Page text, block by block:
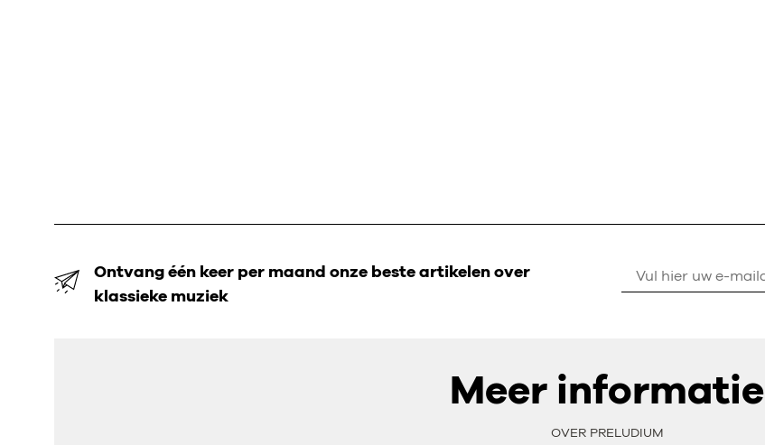
Ontvang één keer per maand onze beste artikelen over
klassieke muziek
Meer informatie
OVER PRELUDIUM